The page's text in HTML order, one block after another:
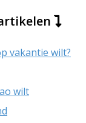
vakantie wilt?
wilt